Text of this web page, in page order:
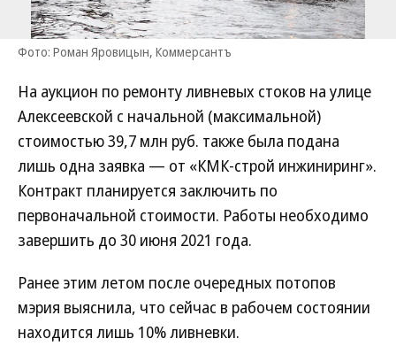
Фото: Роман Яровицын, Коммерсантъ
На аукцион по ремонту ливневых стоков на улице
Алексеевской с начальной (максимальной)
стоимостью 39,7 млн руб. также была подана
лишь одна заявка — от «КМК-строй инжиниринг».
Контракт планируется заключить по
первоначальной стоимости. Работы необходимо
завершить до 30 июня 2021 года.
Ранее этим летом после очередных потопов
мэрия выяснила, что сейчас в рабочем состоянии
находится лишь 10% ливневки.